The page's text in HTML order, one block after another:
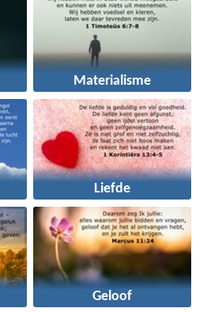
Materialisme
Liefde
Geloof